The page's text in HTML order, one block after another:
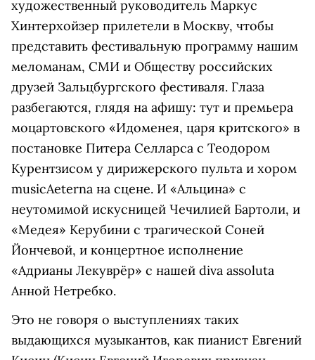
художественный руководитель Маркус
Хинтерхойзер прилетели в Москву, чтобы
представить фестивальную программу нашим
меломанам, СМИ и Обществу российских
друзей Зальцбургского фестиваля. Глаза
разбегаются, глядя на афишу: тут и премьера
моцартовского «Идоменея, царя критского» в
постановке Питера Селларса с Теодором
Курентзисом у дирижерского пульта и хором
musicAeterna на сцене. И «Альцина» с
неутомимой искусницей Чечилией Бартоли, и
«Медея» Керубини с трагической Соней
Йончевой, и концертное исполнение
«Адрианы Лекуврёр» с нашей diva assoluta
Анной Нетребко.
Это не говоря о выступлениях таких
выдающихся музыкантов, как пианист Евгений